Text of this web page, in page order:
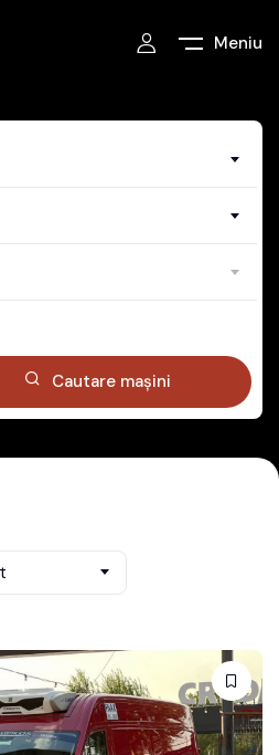
Meniu
Cautare mașini